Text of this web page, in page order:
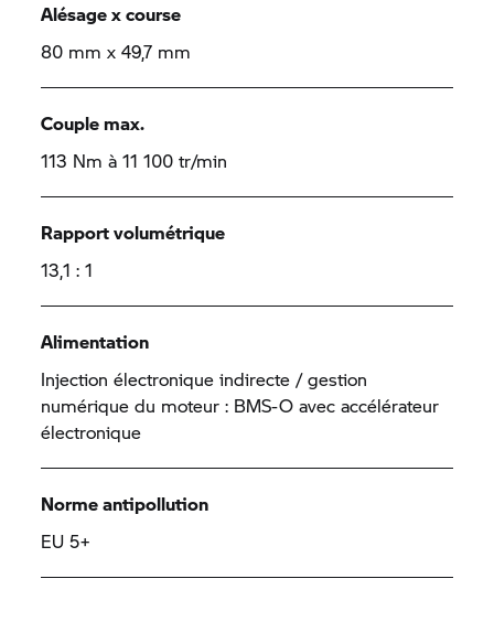
Alésage x course
80 mm x 49,7 mm
Couple max.
113 Nm à 11 100 tr/min
Rapport volumétrique
13,1 : 1
Alimentation
Injection électronique indirecte / gestion
numérique du moteur : BMS-O avec accélérateur
électronique
Norme antipollution
EU 5+